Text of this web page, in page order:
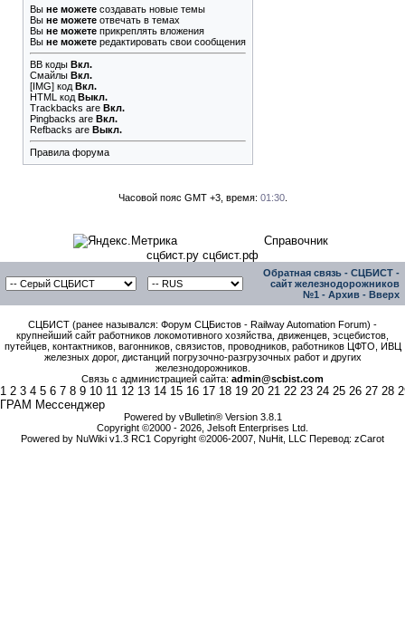
Вы не можете создавать новые темы
Вы не можете отвечать в темах
Вы не можете прикреплять вложения
Вы не можете редактировать свои сообщения
BB коды Вкл.
Смайлы Вкл.
[IMG] код Вкл.
HTML код Выкл.
Trackbacks are Вкл.
Pingbacks are Вкл.
Refbacks are Выкл.
Правила форума
Часовой пояс GMT +3, время: 01:30.
Справочник
сцбист.ру сцбист.рф
Обратная связь - СЦБИСТ -
сайт железнодорожников
№1 - Архив - Вверх
СЦБИСТ (ранее назывался: Форум СЦБистов - Railway Automation Forum) -
крупнейший сайт работников локомотивного хозяйства, движенцев, эсцебистов,
путейцев, контактников, вагонников, связистов, проводников, работников ЦФТО, ИВЦ
железных дорог, дистанций погрузочно-разгрузочных работ и других
железнодорожников.
Связь с администрацией сайта: admin@scbist.com
1 2 3 4 5 6 7 8 9 10 11 12 13 14 15 16 17 18 19 20 21 22 23 24 25 26 27 28
ГРАМ Мессенджер
Powered by vBulletin® Version 3.8.1
Copyright ©2000 - 2026, Jelsoft Enterprises Ltd.
Powered by NuWiki v1.3 RC1 Copyright ©2006-2007, NuHit, LLC Перевод: zCarot